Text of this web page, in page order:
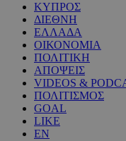
ΚΥΠΡΟΣ
ΔΙΕΘΝΗ
ΕΛΛΑΔΑ
ΟΙΚΟΝΟΜΙΑ
ΠΟΛΙΤΙΚΗ
ΑΠΟΨΕΙΣ
VIDEOS &
ΠΟΛΙΤΙΣΜΟΣ
GOAL
LIKE
EN